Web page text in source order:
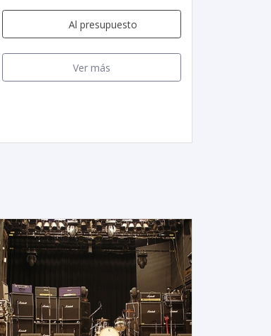
Al presupuesto
Ver más